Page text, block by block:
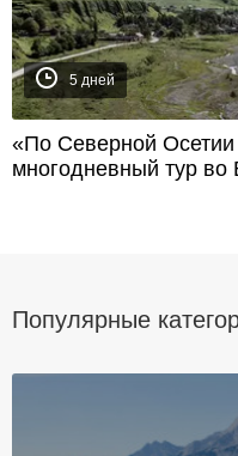
5 дней
«По Северной
многодневный тур во
Популярные